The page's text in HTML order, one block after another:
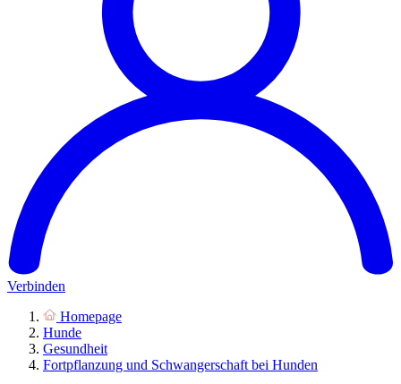
Verbinden
Homepage
Hunde
Gesundheit
Fortpflanzung und Schwangerschaft bei Hunden